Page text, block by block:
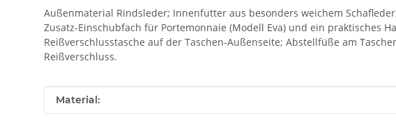
Außenmaterial Rindsleder; Innenfutter aus besonders weichem
Zusatz-Einschubfach für Portemonnaie (Modell Eva) und ein praktisches
Reißverschlusstasche auf der Taschen-Außenseite; Abstellfüße am
Reißverschluss.
Produkteigenschaft
Wert
Material: